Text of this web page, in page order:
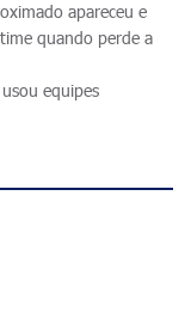
apareceu e
quando perde a
equipes